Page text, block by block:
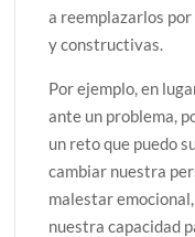
a reemplazarlos
y constructivas.
Por ejemplo, en
ante un problema,
un reto que puedo
cambiar nuestra
malestar
nuestra capacidad